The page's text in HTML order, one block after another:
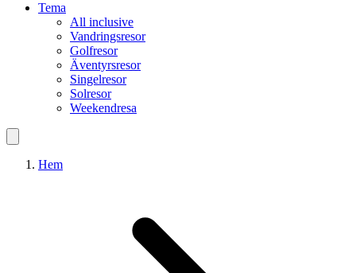
Tema
All inclusive
Vandringsresor
Golfresor
Äventyrsresor
Singelresor
Solresor
Weekendresa
Hem